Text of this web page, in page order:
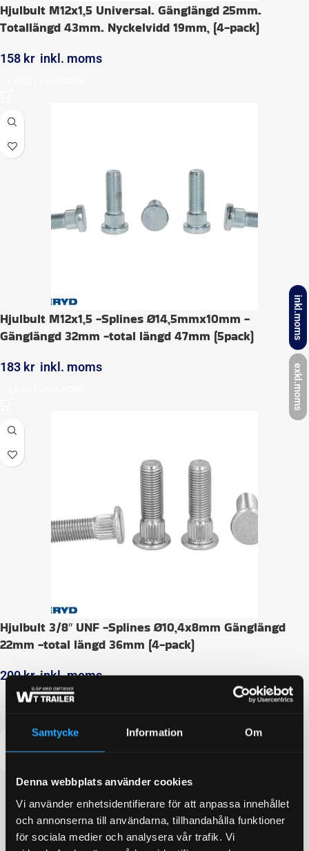
Samtycke Information Om
Denna webbplats använder cookies
Vi använder enhetsidentifierare för att anpassa innehållet
och annonserna till användarna, tillhandahålla funktioner
för sociala medier och analysera vår trafik. Vi
inkl.moms
exkl.moms
Hjulbult M12x1,5 Universal. Gänglängd 25mm.
Totallängd 43mm. Nyckelvidd 19mm, (4-pack)
158 kr inkl. moms
Hjulbult M12x1,5 -Splines Ø14,5mmx10mm -
Gänglängd 32mm -total längd 47mm (5pack)
183 kr inkl. moms
Hjulbult 3/8″ UNF -Splines Ø10,4x8mm Gänglängd
22mm -total längd 36mm (4-pack)
200kr inkl. moms
LÄGG I VARUKORG